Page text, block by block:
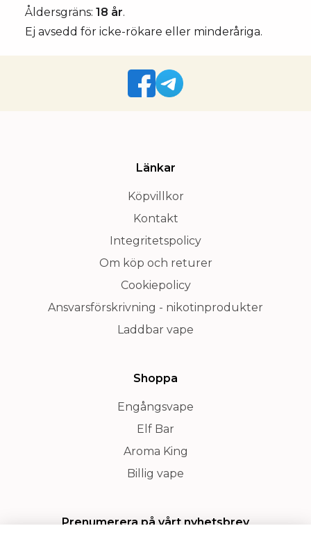
Åldersgräns: 18 år.
Ej avsedd för icke-rökare eller minderåriga.
Länkar
Köpvillkor
Kontakt
Integritetspolicy
Om köp och returer
Cookiepolicy
Ansvarsförskrivning - nikotinprodukter
Laddbar vape
Shoppa
Engångsvape
Elf Bar
Aroma King
Billig vape
Prenumerera på vårt nyhetsbrev